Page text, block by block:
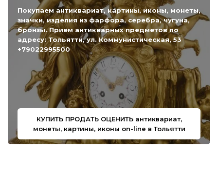
Покупаем антиквариат, картины, иконы, монеты,
значки, изделия из фарфора, серебра, чугуна,
бронзы. Прием антикварных предметов по
адресу: Тольятти, ул. Коммунистическая, 53
+79022995500
КУПИТЬ ПРОДАТЬ ОЦЕНИТЬ антиквариат,
монеты, картины, иконы on-line в Тольятти